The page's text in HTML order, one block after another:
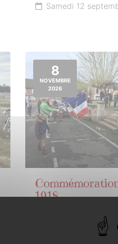
Samedi 12
8
NOVEMBRE
2026
1918
Dimanche 8